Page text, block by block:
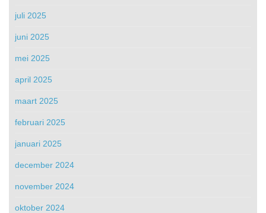
juli 2025
juni 2025
mei 2025
april 2025
maart 2025
februari 2025
januari 2025
december 2024
november 2024
oktober 2024